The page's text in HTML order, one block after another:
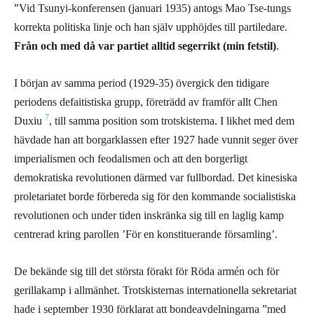
”Vid Tsunyi-konferensen (januari 1935) antogs Mao Tse-tungs
korrekta politiska linje och han själv upphöjdes till partiledare.
Från och med då var partiet alltid segerrikt (min fetstil).
I början av samma period (1929-35) övergick den tidigare
periodens defaitistiska grupp, företrädd av framför allt Chen
Duxiu 7, till samma position som trotskisterna. I likhet med dem
hävdade han att borgarklassen efter 1927 hade vunnit seger över
imperialismen och feodalismen och att den borgerligt
demokratiska revolutionen därmed var fullbordad. Det kinesiska
proletariatet borde förbereda sig för den kommande socialistiska
revolutionen och under tiden inskränka sig till en laglig kamp
centrerad kring parollen ’För en konstituerande församling’.
De bekände sig till det största förakt för Röda armén och för
gerillakamp i allmänhet. Trotskisternas internationella sekretariat
hade i september 1930 förklarat att bondeavdelningarna ”med